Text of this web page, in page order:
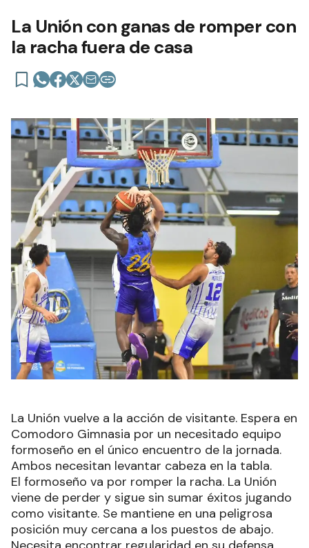
La Unión con ganas de romper con
la racha fuera de casa
La Unión vuelve a la acción de visitante. Espera en
Comodoro Gimnasia por un necesitado equipo
formoseño en el único encuentro de la jornada.
Ambos necesitan levantar cabeza en la tabla.
El formoseño va por romper la racha. La Unión
viene de perder y sigue sin sumar éxitos jugando
como visitante. Se mantiene en una peligrosa
posición muy cercana a los puestos de abajo.